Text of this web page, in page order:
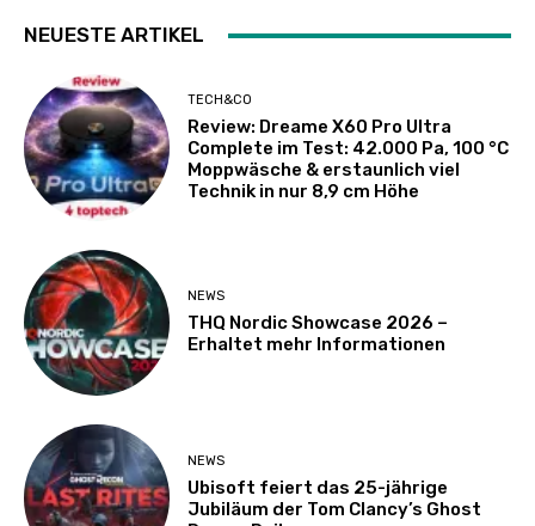
NEUESTE ARTIKEL
TECH&CO
Review: Dreame X60 Pro Ultra
Complete im Test: 42.000 Pa, 100 °C
Moppwäsche & erstaunlich viel
Technik in nur 8,9 cm Höhe
NEWS
THQ Nordic Showcase 2026 –
Erhaltet mehr Informationen
NEWS
Ubisoft feiert das 25-jährige
Jubiläum der Tom Clancy’s Ghost